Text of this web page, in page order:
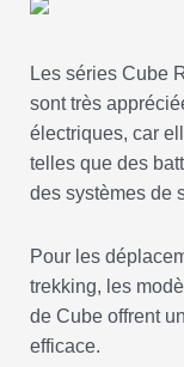
Les séries Cube
sont très
électriques, car
telles que des
des systèmes de
Pour les
trekking, les
de Cube offrent
efficace.